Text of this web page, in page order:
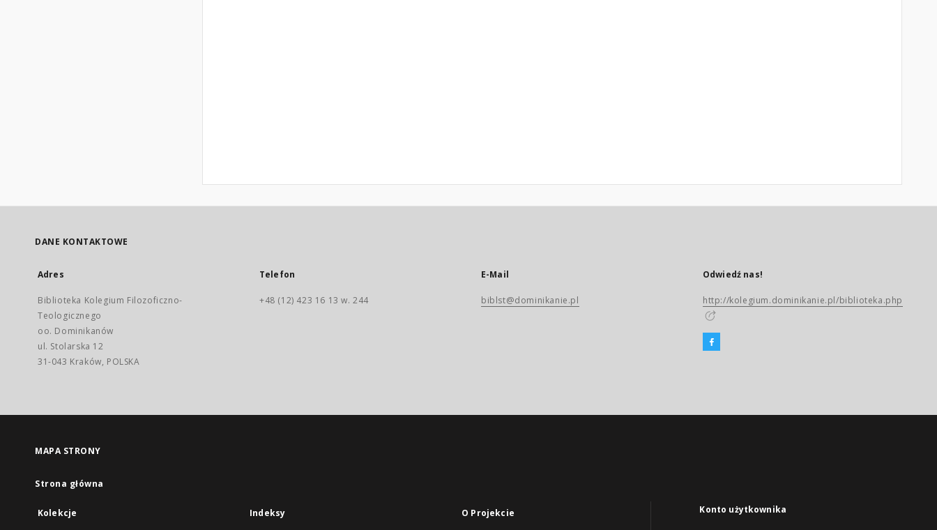
DANE KONTAKTOWE
Adres
Biblioteka Kolegium Filozoficzno-
Teologicznego
oo. Dominikanów
ul. Stolarska 12
31-043 Kraków, POLSKA
Telefon
+48 (12) 423 16 13 w. 244
E-Mail
biblst@dominikanie.pl
Odwiedź nas!
http://kolegium.dominikanie.pl/biblioteka.php
MAPA STRONY
Strona główna
Kolekcje Indeksy O Projekcie Konto użytkownika